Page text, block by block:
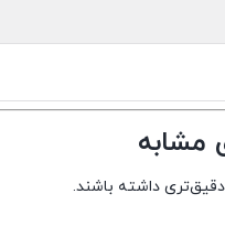
مشابه
داشته باشند.